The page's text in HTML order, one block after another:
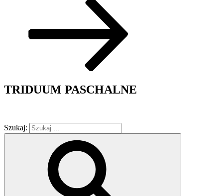
TRIDUUM PASCHALNE
Szukaj: